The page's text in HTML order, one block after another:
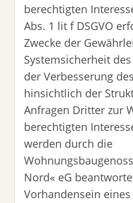
berechtigten
Abs. 1 lit f DSGVO
Zwecke der
Systemsicherheit
der Verbesserung
hinsichtlich der
Anfragen Dritter zur
berechtigten
werden durch die
Nord« eG
Vorhandensein